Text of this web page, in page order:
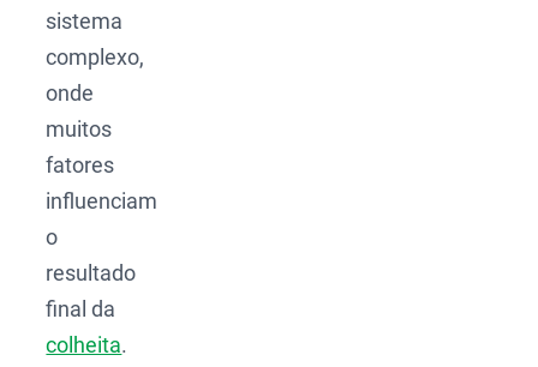
sistema
complexo,
onde
muitos
fatores
influenciam
o
resultado
final da
colheita.